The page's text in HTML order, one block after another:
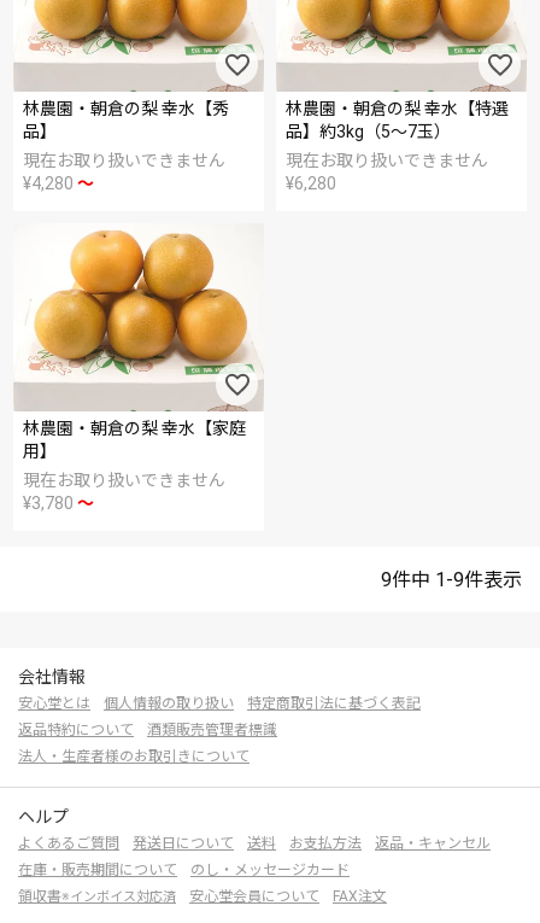
林農園・朝倉の梨 幸水【秀
品】
現在お取り扱いできません
¥4,280 〜
林農園・朝倉の梨 幸水【特選
品】約3kg（5～7玉）
現在お取り扱いできません
¥6,280
林農園・朝倉の梨 幸水【家庭
用】
現在お取り扱いできません
¥3,780 〜
9件中 1-9件表示
会社情報
安心堂とは 個人情報の取り扱い
特定商取引法に基づく表記
返品特約について
酒類販売管理者標識
法人・生産者様のお取引きについて
ヘルプ
よくあるご質問 発送日について 送料 お支払方法
返品・キャンセル
在庫・販売期間について
のし・メッセージカード
領収書※インボイス対応済 安心堂会員について FAX注文